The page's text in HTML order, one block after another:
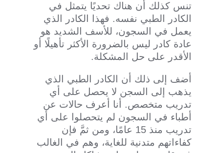
تنس كذلك أن هناك تحديًا يتمثل في
الكادر الطبي نفسه. فهذا الكادر الذي
يعمل في السجون، للأسف الشديد هو
عادة كادر ليس بالضرورة الأكثر تأهيلًا أو
الأقدر على حل المشكلة.
أضف إلى ذلك أن الكادر الطبي الذي
يذهب إلى السجن لا يحصل على أي
تدريب متخصص. أنا أعرف حالات عن
أطباء في السجون لم يتحصلوا على أي
تدريب منذ 15 عامًا، ومن ثمَّ فإن
كفاءاتهم متدنية للغاية، وهم في الغالب